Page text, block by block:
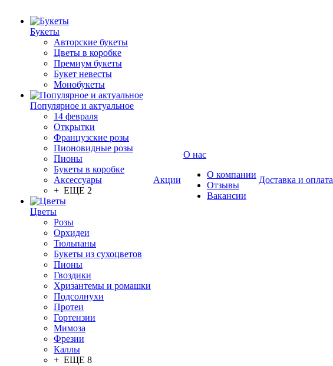
Букеты
Авторские букеты
Цветы в коробке
Премиум букеты
Букет невесты
Монобукеты
Популярное и актуальное
14 февраля
Открытки
Французские розы
Пионовидные розы
Пионы
Букеты в коробке
Аксессуары
+ ЕЩЕ 2
Цветы
Розы
Орхидеи
Тюльпаны
Букеты из сухоцветов
Пионы
Гвоздики
Хризантемы и ромашки
Подсолнухи
Протеи
Гортензии
Мимоза
Фрезии
Каллы
+ ЕЩЕ 8
Акции
О нас
О компании
Отзывы
Вакансии
Доставка и оплата